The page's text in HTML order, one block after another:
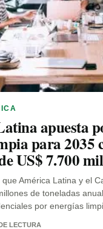
apuesta
para 2035
US$ 7.700
América Latina y el
de toneladas
por energías
LECTURA